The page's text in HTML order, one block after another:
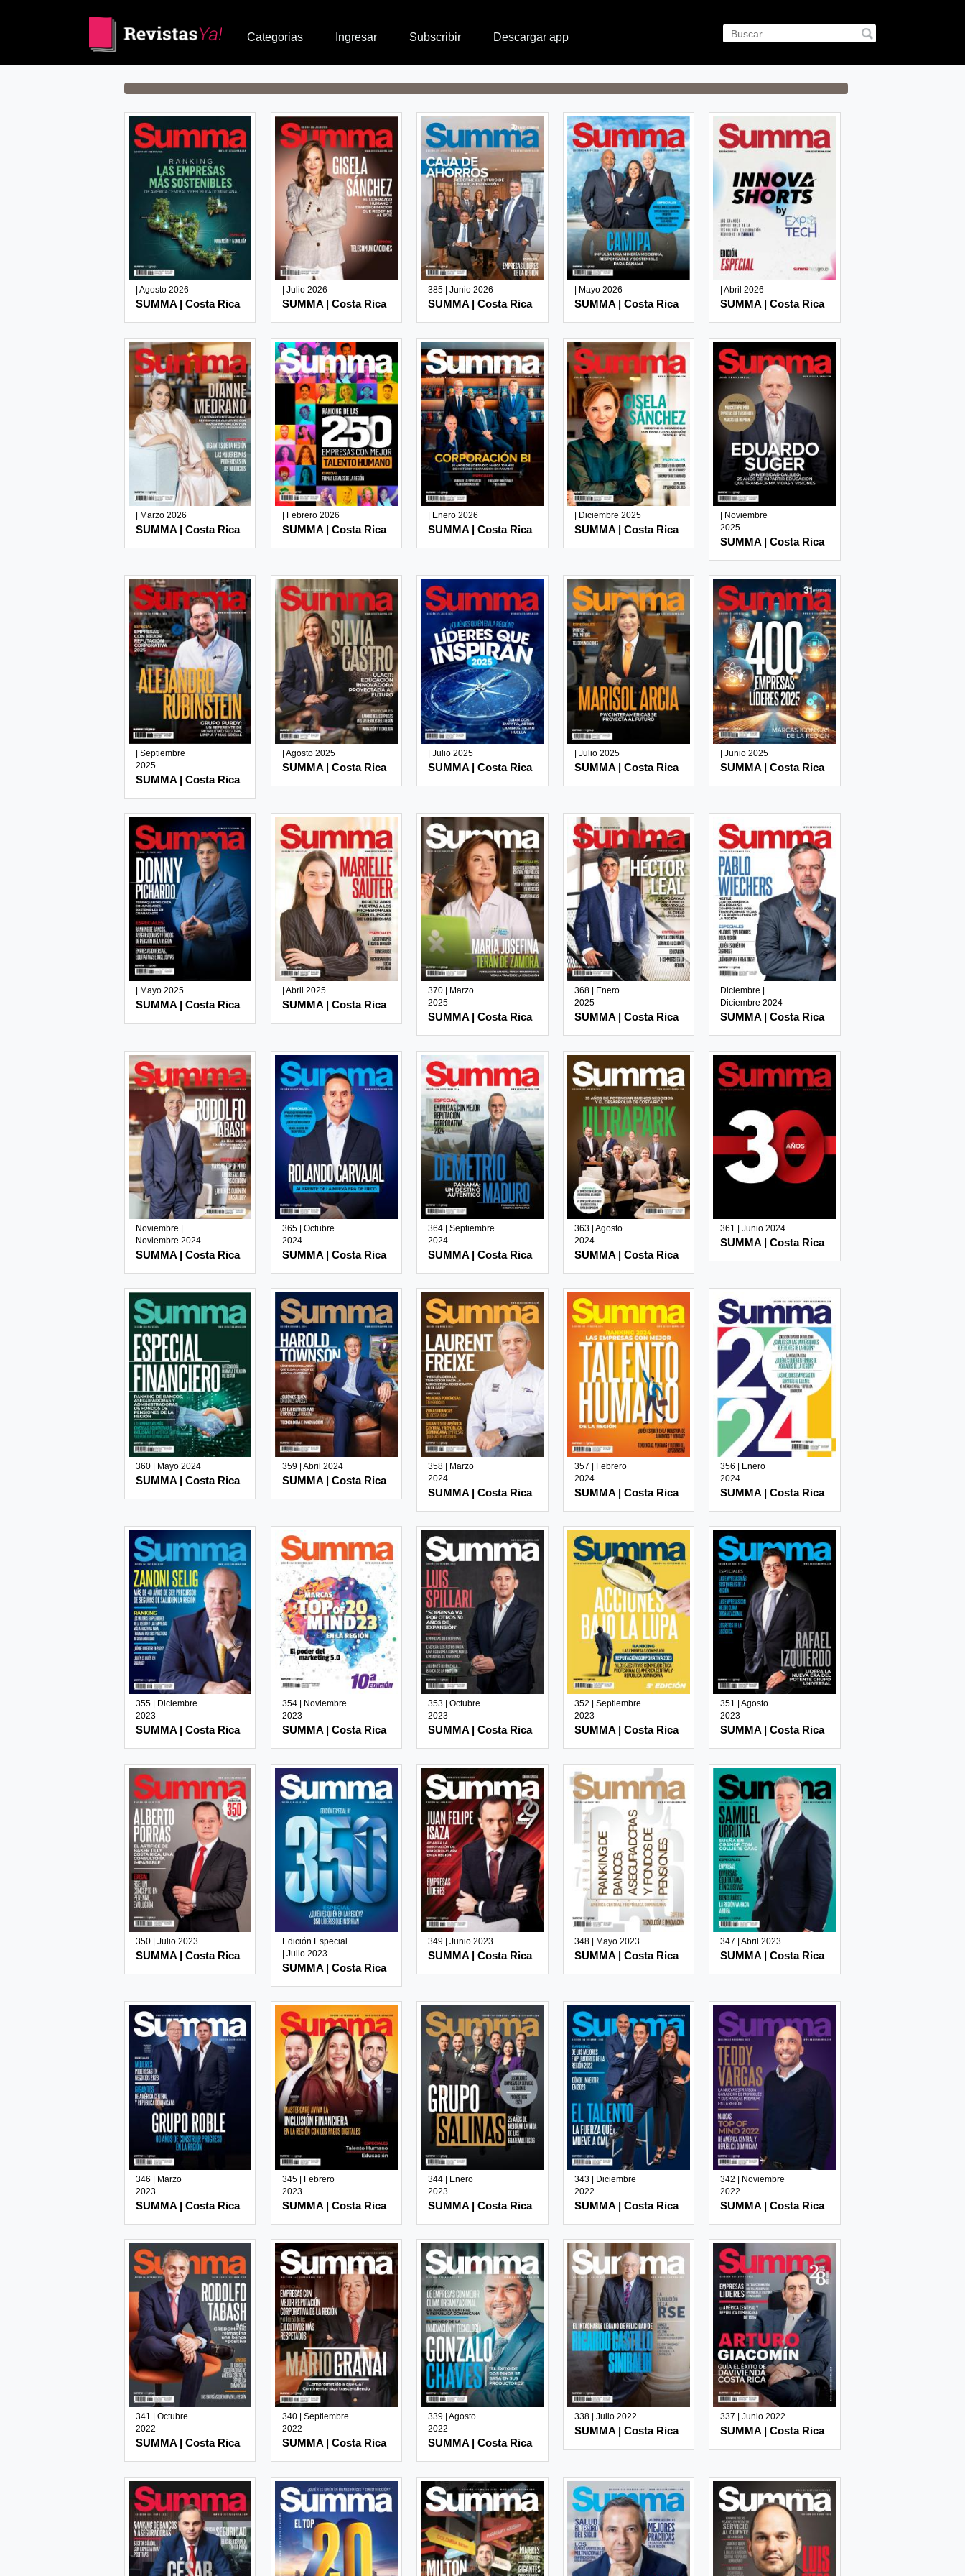
Categorias Ingresar Subscribir Descargar app
| Agosto 2026
SUMMA | Costa Rica
| Julio 2026
SUMMA | Costa Rica
385 | Junio 2026
SUMMA | Costa Rica
| Mayo 2026
SUMMA | Costa Rica
| Abril 2026
SUMMA | Costa Rica
| Marzo 2026
SUMMA | Costa Rica
| Febrero 2026
SUMMA | Costa Rica
| Enero 2026
SUMMA | Costa Rica
| Diciembre 2025
SUMMA | Costa Rica
| Noviembre
2025
SUMMA | Costa Rica
| Septiembre
2025
SUMMA | Costa Rica
| Agosto 2025
SUMMA | Costa Rica
| Julio 2025
SUMMA | Costa Rica
| Julio 2025
SUMMA | Costa Rica
| Junio 2025
SUMMA | Costa Rica
| Mayo 2025
SUMMA | Costa Rica
| Abril 2025
SUMMA | Costa Rica
370 | Marzo
2025
SUMMA | Costa Rica
368 | Enero
2025
SUMMA | Costa Rica
Diciembre |
Diciembre 2024
SUMMA | Costa Rica
Noviembre |
Noviembre 2024
SUMMA | Costa Rica
365 | Octubre
2024
SUMMA | Costa Rica
364 | Septiembre
2024
SUMMA | Costa Rica
363 | Agosto
2024
SUMMA | Costa Rica
361 | Junio 2024
SUMMA | Costa Rica
360 | Mayo 2024
SUMMA | Costa Rica
359 | Abril 2024
SUMMA | Costa Rica
358 | Marzo
2024
SUMMA | Costa Rica
357 | Febrero
2024
SUMMA | Costa Rica
356 | Enero
2024
SUMMA | Costa Rica
355 | Diciembre
2023
SUMMA | Costa Rica
354 | Noviembre
2023
SUMMA | Costa Rica
353 | Octubre
2023
SUMMA | Costa Rica
352 | Septiembre
2023
SUMMA | Costa Rica
351 | Agosto
2023
SUMMA | Costa Rica
350 | Julio 2023
SUMMA | Costa Rica
Edición Especial
| Julio 2023
SUMMA | Costa Rica
349 | Junio 2023
SUMMA | Costa Rica
348 | Mayo 2023
SUMMA | Costa Rica
347 | Abril 2023
SUMMA | Costa Rica
346 | Marzo
2023
SUMMA | Costa Rica
345 | Febrero
2023
SUMMA | Costa Rica
344 | Enero
2023
SUMMA | Costa Rica
343 | Diciembre
2022
SUMMA | Costa Rica
342 | Noviembre
2022
SUMMA | Costa Rica
341 | Octubre
2022
SUMMA | Costa Rica
340 | Septiembre
2022
SUMMA | Costa Rica
339 | Agosto
2022
SUMMA | Costa Rica
338 | Julio 2022
SUMMA | Costa Rica
337 | Junio 2022
SUMMA | Costa Rica